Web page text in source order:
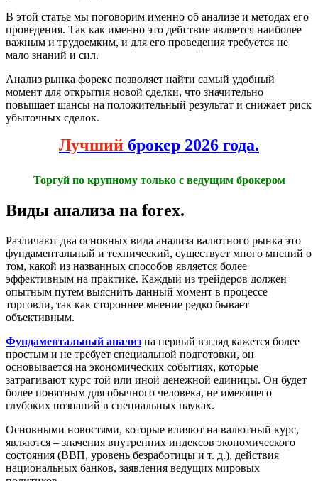
В этой статье мы поговорим именно об анализе и методах его
проведения. Так как именно это действие является наиболее
важным и трудоемким, и для его проведения требуется не
мало знаний и сил.
Анализ рынка форекс позволяет найти самый удобный
момент для открытия новой сделки, что значительно
повышает шансы на положительный результат и снижает риск
убыточных сделок.
Лучший брокер 2026 года.
Торгуй по крупному только с ведущим брокером
Виды анализа на forex.
Различают два основных вида анализа валютного рынка это
фундаментальный и технический, существует много мнений о
том, какой из названных способов является более
эффективным на практике. Каждый из трейдеров должен
опытным путем выяснить данный момент в процессе
торговли, так как стороннее мнение редко бывает
объективным.
Фундаментальный анализ на первый взгляд кажется более
простым и не требует специальной подготовки, он
основывается на экономических событиях, которые
затрагивают курс той или иной денежной единицы. Он будет
более понятным для обычного человека, не имеющего
глубоких познаний в специальных науках.
Основными новостями, которые влияют на валютный курс,
являются – значения внутренних индексов экономического
состояния (ВВП, уровень безработицы и т. д.), действия
национальных банков, заявления ведущих мировых